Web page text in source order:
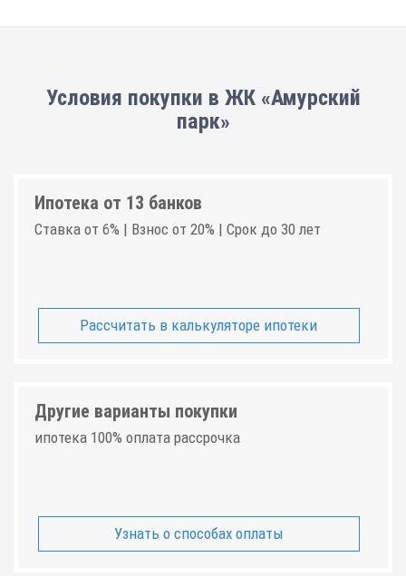
Условия покупки в ЖК «Амурский
парк»
Ипотека от 13 банков
Ставка от 6% | Взнос от 20% | Срок до 30 лет
Рассчитать в калькуляторе ипотеки
Другие варианты покупки
ипотека 100% оплата рассрочка
Узнать о способах оплаты